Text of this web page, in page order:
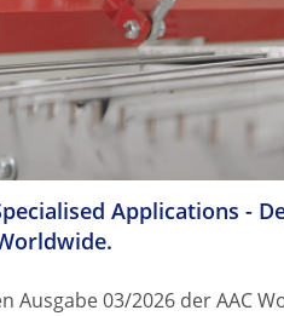
Applications -
Ausgabe 03/2026 der AAC